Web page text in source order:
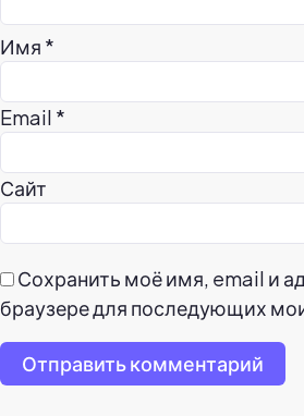
Имя *
Email *
Сайт
Сохранить моё имя, email и
браузере для последующих
Отправить комментарий